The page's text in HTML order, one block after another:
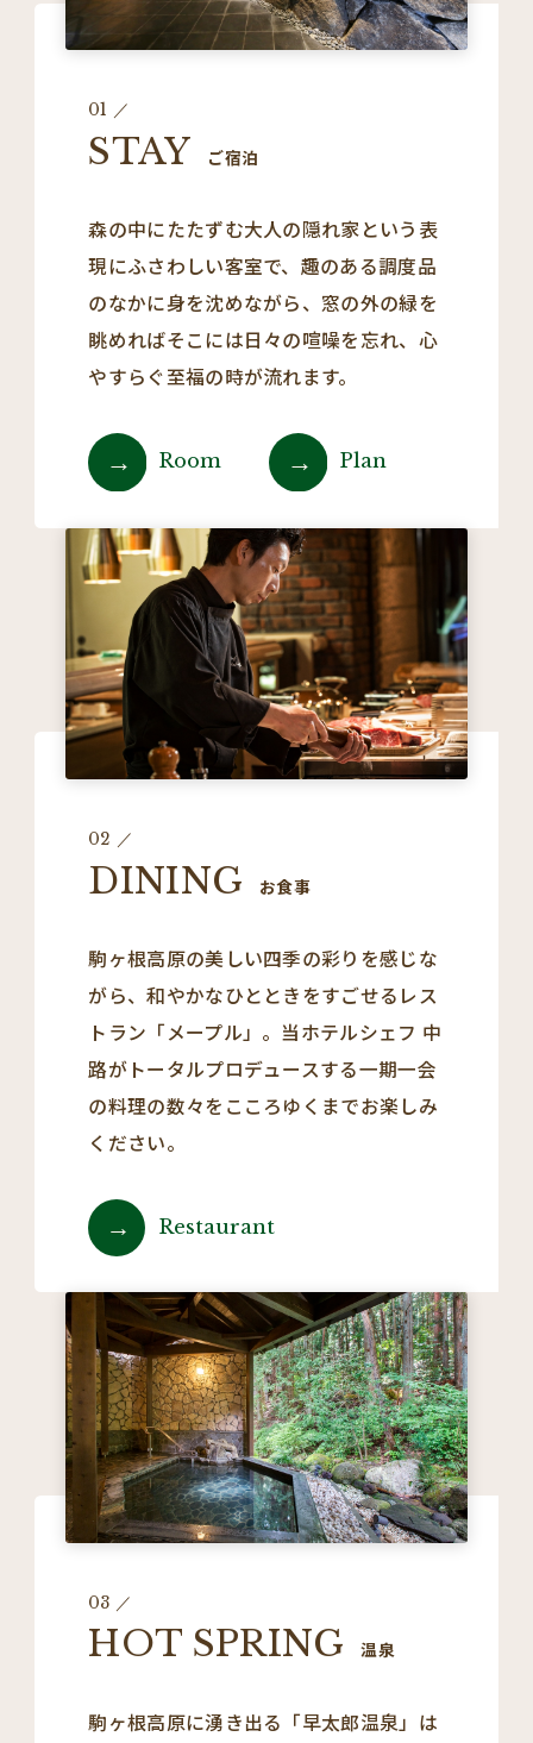
01
STAY ご宿泊
森の中にたたずむ大人の隠れ家という表
現にふさわしい客室で、趣のある調度品
のなかに身を沈めながら、窓の外の緑を
眺めればそこには日々の喧噪を忘れ、心
やすらぐ至福の時が流れます。
Room Plan
02
DINING お食事
駒ヶ根高原の美しい四季の彩りを感じな
がら、和やかなひとときをすごせるレス
トラン「メープル」。当ホテルシェフ 中
路がトータルプロデュースする一期一会
の料理の数々をこころゆくまでお楽しみ
ください。
Restaurant
03
HOT SPRING 温泉
駒ヶ根高原に湧き出る「早太郎温泉」は